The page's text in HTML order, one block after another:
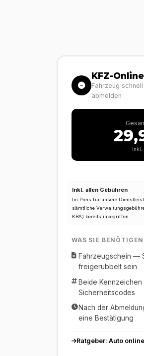
KFZ-
Fahrzeug
abmelden
inkl.
Inkl. allen Gebühren
Im Preis für unsere
sämtliche
KBA) bereits inbegriffen.
WAS SIE BENÖTIGEN
Fahrzeugschein —
freigerubbelt sein
Beide Kennzeichen
Sicherheitscodes
Nach der
eine Bestätigung
Ratgeber: Auto